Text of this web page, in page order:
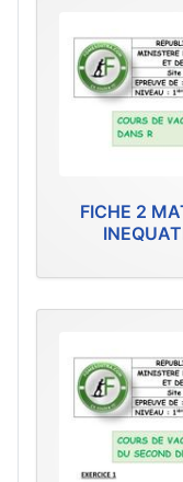
FICHE 2